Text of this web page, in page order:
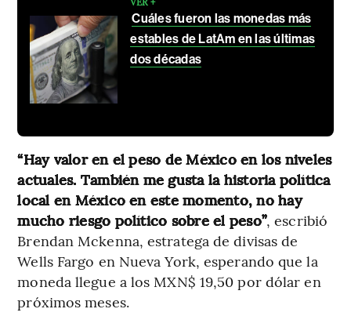
Cuáles fueron las monedas más
estables de LatAm en las últimas
dos décadas
“Hay valor en el peso de México en los niveles
actuales. También me gusta la historia política
local en México en este momento, no hay
mucho riesgo político sobre el peso”, escribió
Brendan Mckenna, estratega de divisas de
Wells Fargo en Nueva York, esperando que la
moneda llegue a los MXN$ 19,50 por dólar en
próximos meses.